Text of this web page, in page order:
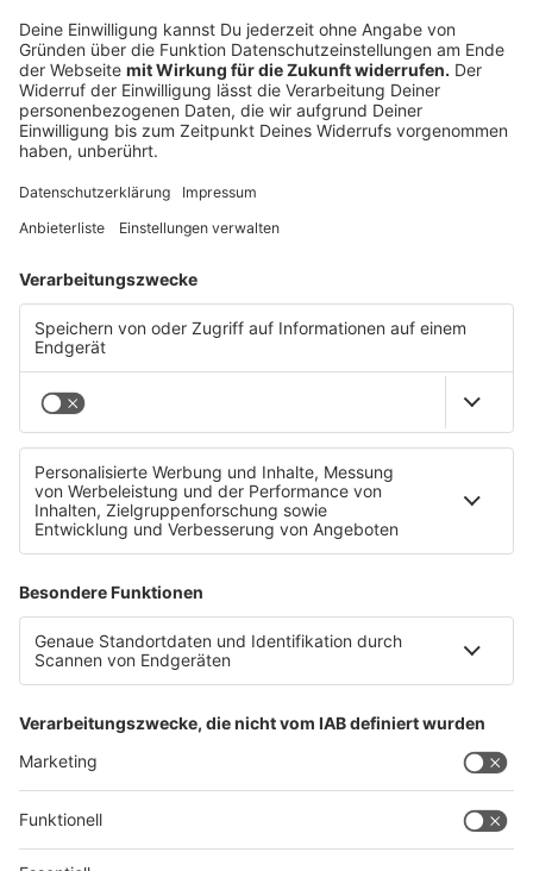
Blau-Schwarze Sparmaßnahmen!
250 KTM Mitarbeiter bereits gekündigt &#8211; 500
weitere sollen folgen